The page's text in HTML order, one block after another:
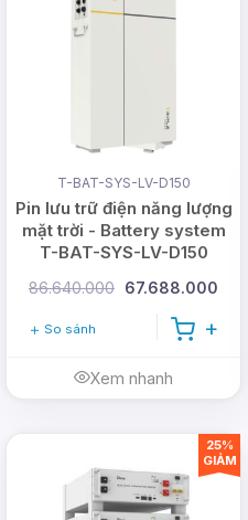
T-BAT-SYS-LV-D150
Pin lưu trữ điện năng lượng
mặt trời - Battery system
T-BAT-SYS-LV-D150
86.640.000 67.688.000
So sánh
Xem nhanh
25%
GIẢM